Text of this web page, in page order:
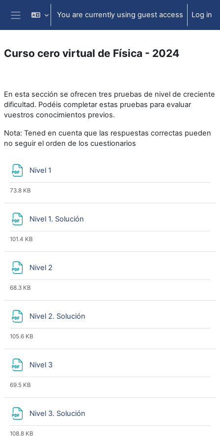
Skip to main content
Side panel
You are currently using guest access Log in
Curso cero virtual de Física - 2024
En esta sección se ofrecen tres pruebas de nivel de creciente
dificultad. Podéis completar estas pruebas para evaluar
vuestros conocimientos previos.
Nota: Tened en cuenta que las respuestas correctas pueden
no seguir el orden de los cuestionarios
Nivel 1
73.8 KB
Nivel 1. Solución
101.4 KB
Nivel 2
68.3 KB
Nivel 2. Solución
105.6 KB
Nivel 3
69.5 KB
Nivel 3. Solución
108.8 KB